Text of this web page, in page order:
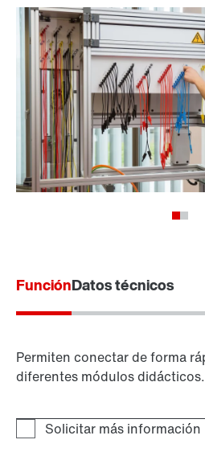
FunciónDatos técnicos
Permiten conectar de forma
diferentes módulos didácticos.